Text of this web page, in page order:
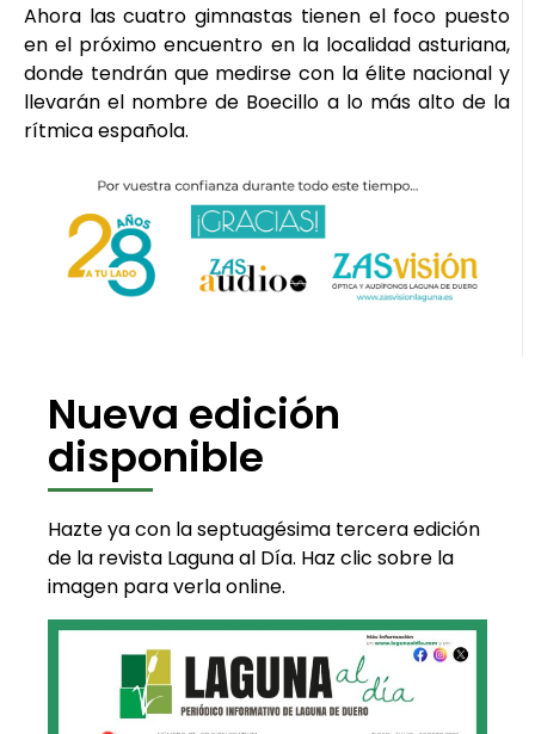
Ahora las cuatro gimnastas tienen el foco puesto
en el próximo encuentro en la localidad asturiana,
donde tendrán que medirse con la élite nacional y
llevarán el nombre de Boecillo a lo más alto de la
rítmica española.
Nueva edición
disponible
Hazte ya con la septuagésima tercera edición
de la revista Laguna al Día. Haz clic sobre la
imagen para verla online.